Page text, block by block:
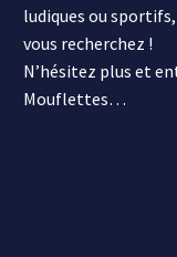
ludiques ou
vous recherchez !
N’hésitez plus et
Mouflettes…